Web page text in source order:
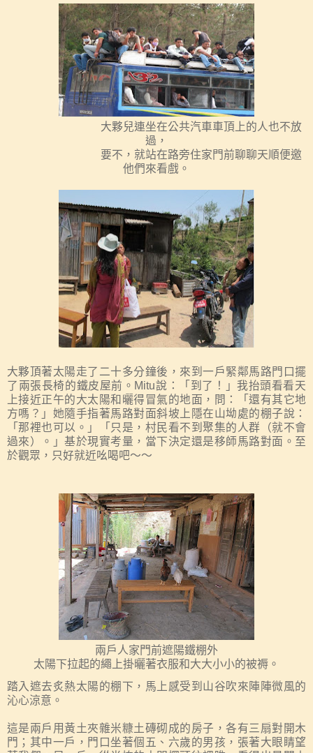
大夥兒連坐在公共汽車車頂上的人也不放
過，
要不，就站在路旁住家門前聊聊天順便邀
他們來看戲。
大夥頂著太陽走了二十多分鐘後，來到一戶緊鄰馬路門口擺
了兩張長椅的鐵皮屋前 。 Mitu說：「到了！」我抬頭看看天
上接近正午的大太陽和曬得冒氣的地面，問：「還有其它地
方嗎？」 她隨手指著馬路對面斜坡上 隱在山坳處的棚子說：
「那裡也可以。」「只是，村民看不到聚集的人群（就不會
過來）。」基於現實考量，當下決定還是移師馬路對面。至
於觀眾，只好就近吆喝吧～～
兩戶人家門前遮陽鐵棚外
太陽下拉起的繩上掛曬著衣服和大大小小的被褥 。
踏入遮去炙熱太陽的棚下， 馬上感受到山谷吹來陣陣微風的
沁心涼意。
這是兩戶用黃土夾雜米糠土磚砌成的房子，各有三扇對開木
門；其中一戶， 門口坐著個五、六歲的男孩 ， 張著大眼睛望